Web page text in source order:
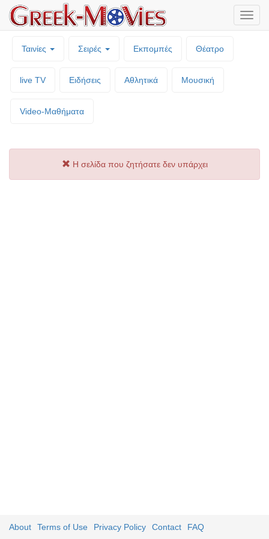
Ταινίες Σειρές Εκπομπές Θέατρο
live TV Ειδήσεις Αθλητικά Μουσική
Video-Mαθήματα
Η σελίδα που ζητήσατε δεν υπάρχει
About Terms of Use Privacy Policy Contact FAQ